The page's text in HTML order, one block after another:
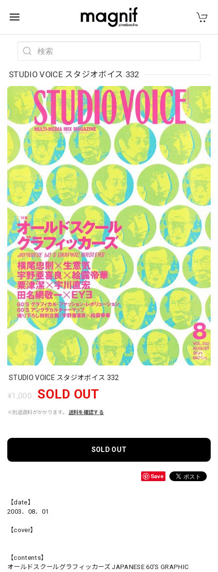
STUDIO VOICE スタジオボイス 332
STUDIO VOICE スタジオボイス 332
¥1,000 SOLD OUT
※別途送料がかかります。 送料を確認する
SOLD OUT
Save
【date】
2003．08．01
【cover】
【contents】
オールドスクールグラフィッカーズ JAPANESE 60'S GRAPHIC